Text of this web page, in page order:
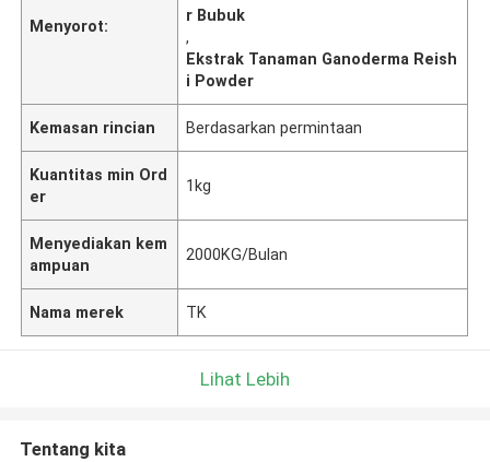
Menyorot:
r Bubuk
,
Ekstrak Tanaman Ganoderma Reish
i Powder
Kemasan rincian Berdasarkan permintaan
Kuantitas min Ord
er
1kg
Menyediakan kem
ampuan
2000KG/Bulan
Nama merek TK
Lihat Lebih
Tentang kita